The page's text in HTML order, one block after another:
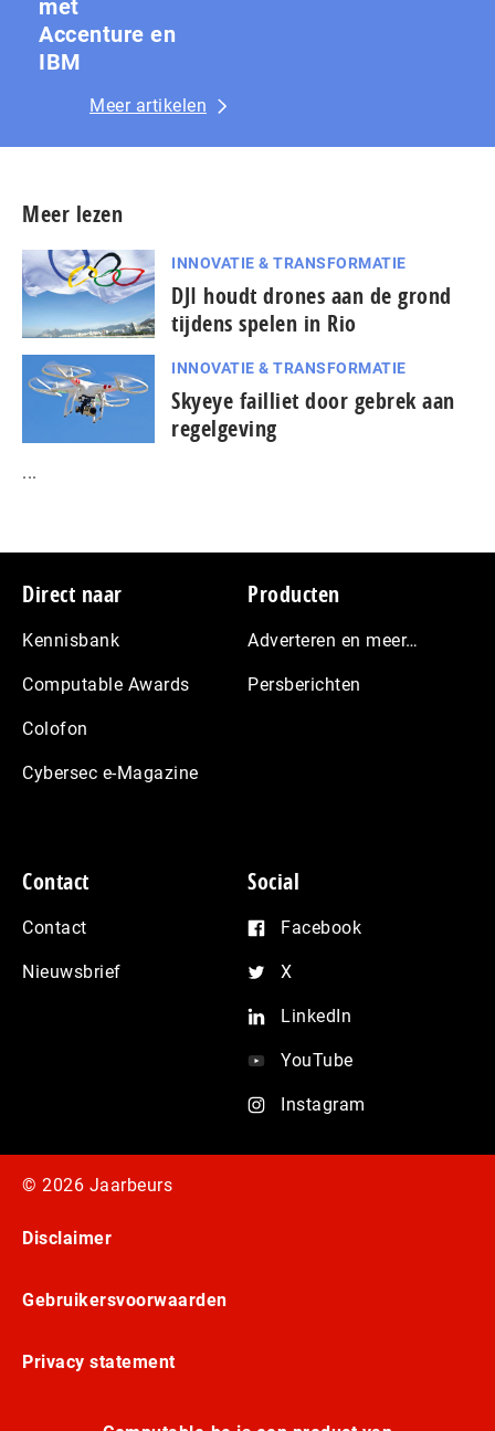
met
Accenture en
IBM
Meer artikelen
Meer lezen
INNOVATIE & TRANSFORMATIE
DJI houdt drones aan de grond
tijdens spelen in Rio
INNOVATIE & TRANSFORMATIE
Skyeye failliet door gebrek aan
regelgeving
...
Footer
Direct naar
Kennisbank
Computable Awards
Colofon
Cybersec e-Magazine
Producten
Adverteren en meer…
Persberichten
Contact
Contact
Nieuwsbrief
Social
Facebook
X
LinkedIn
YouTube
Instagram
© 2026 Jaarbeurs
Disclaimer
Gebruikersvoorwaarden
Privacy statement